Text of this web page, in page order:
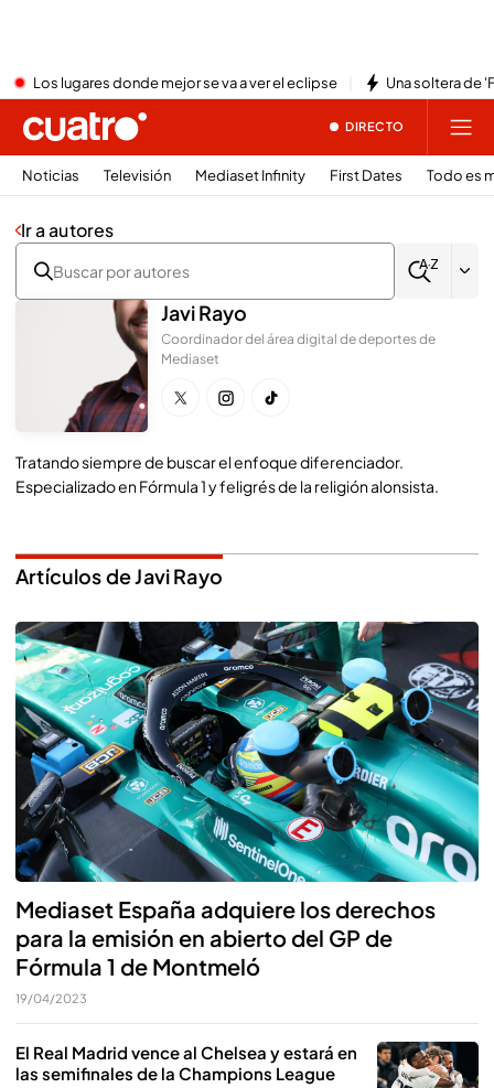
Los lugares donde mejor se va a ver el eclipse Una soltera de
DIRECTO
Noticias Televisión Mediaset Infinity First Dates Todo es
Ir a autores
Javi Rayo
Coordinador del área digital de deportes de
Mediaset
Tratando siempre de buscar el enfoque diferenciador.
Especializado en Fórmula 1 y feligrés de la religión alonsista.
Artículos de Javi Rayo
Mediaset España adquiere los derechos
para la emisión en abierto del GP de
Fórmula 1 de Montmeló
19/04/2023
El Real Madrid vence al Chelsea y estará en
las semifinales de la Champions League